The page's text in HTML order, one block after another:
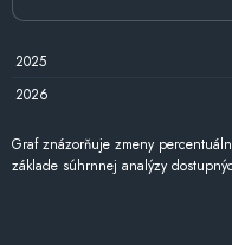
2025
2026
Graf znázorňuje zmeny
základe súhrnnej analýzy